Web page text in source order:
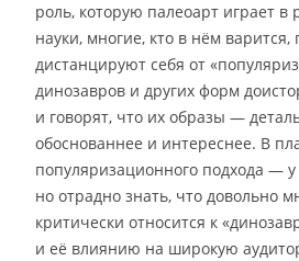
роль, которую палеоарт играет в
науки, многие, кто в нём варится,
дистанцируют себя от
динозавров и других форм
и говорят, что их образы —
обоснованнее и интереснее. В
популяризационного подхода —
но отрадно знать, что довольно
критически относится к
и её влиянию на широкую